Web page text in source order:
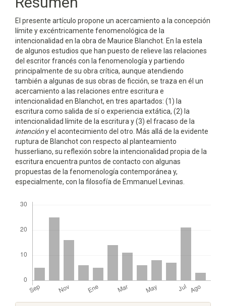
artículo
El presente artículo propone un acercamiento a la concepción
límite y excéntricamente fenomenológica de la
intencionalidad en la obra de Maurice Blanchot. En la estela
de algunos estudios que han puesto de relieve las relaciones
del escritor francés con la fenomenología y partiendo
principalmente de su obra crítica, aunque atendiendo
también a algunas de sus obras de ficción, se traza en él un
acercamiento a las relaciones entre escritura e
intencionalidad en Blanchot, en tres apartados: (1) la
escritura como salida de sí o experiencia extática, (2) la
intencionalidad límite de la escritura y (3) el fracaso de la
intencióny el acontecimiento del otro. Más allá de la evidente
ruptura de Blanchot con respecto al planteamiento
husserliano, su reflexión sobre la intencionalidad propia de la
escritura encuentra puntos de contacto con algunas
propuestas de la fenomenología contemporánea y,
especialmente, con la filosofía de Emmanuel Levinas.